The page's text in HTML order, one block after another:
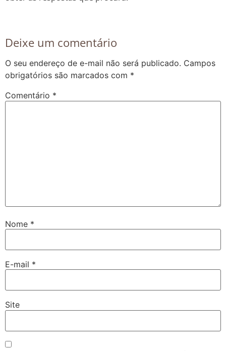
Deixe um comentário
O seu endereço de e-mail não será publicado. Campos
obrigatórios são marcados com *
Comentário *
Nome *
E-mail *
Site